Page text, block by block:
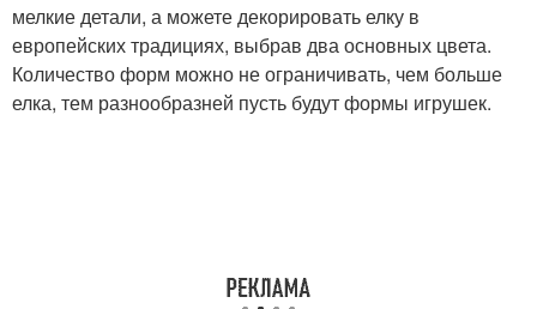
мелкие детали, а можете декорировать елку в
европейских традициях, выбрав два основных цвета.
Количество форм можно не ограничивать, чем больше
елка, тем разнообразней пусть будут формы игрушек.